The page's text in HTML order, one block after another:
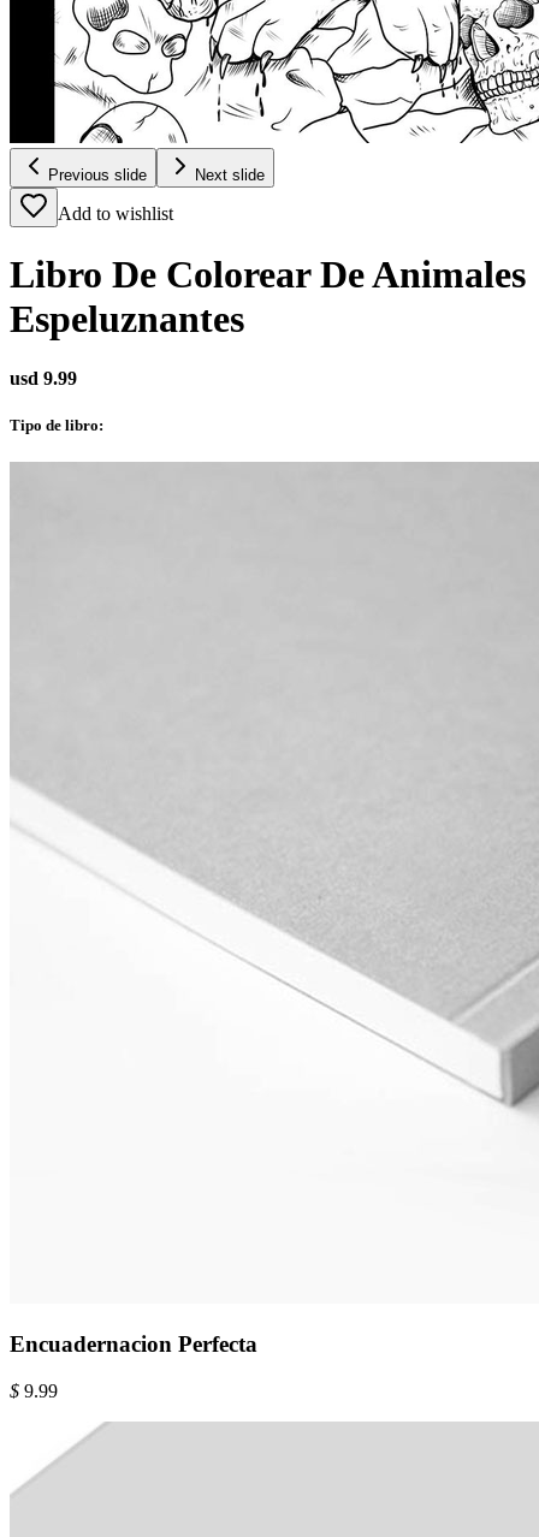
Previous slide Next slide
Add to wishlist
Libro De Colorear De Animales
Espeluznantes
usd 9.99
Tipo de libro:
Encuadernacion Perfecta
$ 9.99